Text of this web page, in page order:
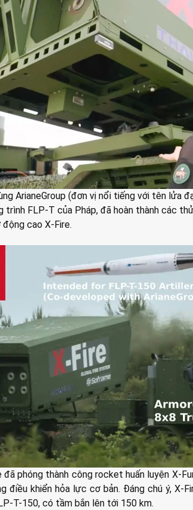
ArianeGroup (đơn vị nổi tiếng với tên lửa
trình FLP-T của Pháp, đã hoàn thành các
cao X-Fire.
đã phóng thành công rocket huấn luyện X-
điều khiển hỏa lực cơ bản. Đáng chú ý, X-
T-150, có tầm bắn lên tới 150 km.